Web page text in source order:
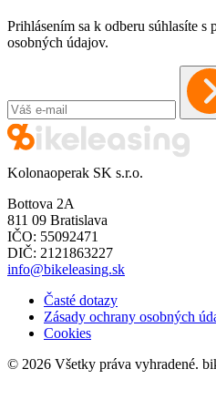
Prihlásením sa k odberu súhlasíte s
osobných údajov.
Kolonaoperak SK s.r.o.
Bottova 2A
811 09 Bratislava
IČO: 55092471
DIČ: 2121863227
info@bikeleasing.sk
Časté dotazy
Zásady ochrany osobných
Cookies
© 2026 Všetky práva vyhradené.